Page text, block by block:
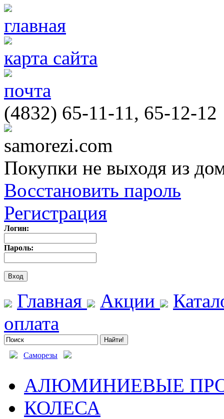
главная
карта сайта
почта
(4832) 65-11-11, 65-12-12
samorezi.com
Покупки не выходя из
Восстановить пароль
Регистрация
Логин:
Пароль:
Главная Акции
оплата
Саморезы
АЛЮМИНИЕВЫЕ
КОЛЕСА